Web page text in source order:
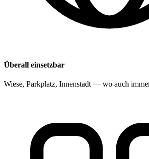
Überall einsetzbar
Wiese, Parkplatz, Innenstadt — wo auch